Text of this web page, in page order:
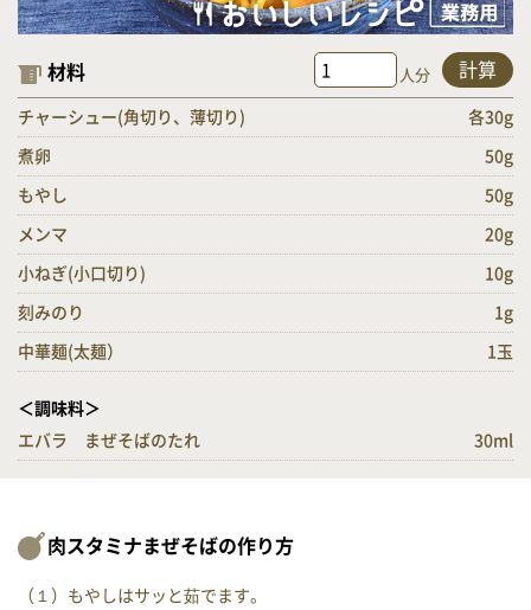
材料 人分 計算
チャーシュー(角切り、薄切り) 各30g
煮卵 50g
もやし 50g
メンマ 20g
小ねぎ(小口切り) 10g
刻みのり 1g
中華麺(太麺） 1玉
＜調味料＞
エバラ まぜそばのたれ
30ml
肉スタミナまぜそばの作り方
（１）もやしはサッと茹でます。